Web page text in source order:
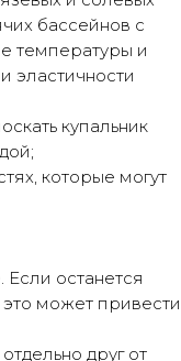
бассейнов с
температуры и
эластичности
купальник
которые могут
Если останется
это может привести
друг от